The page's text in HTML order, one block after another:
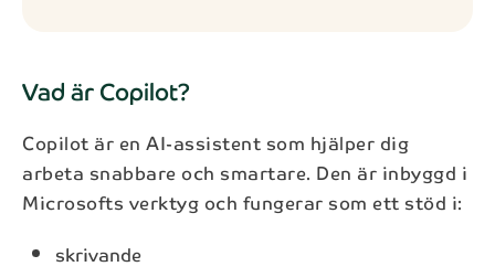
Vad är Copilot?
Copilot är en AI-assistent som hjälper dig
arbeta snabbare och smartare. Den är inbyggd i
Microsofts verktyg och fungerar som ett stöd i:
skrivande